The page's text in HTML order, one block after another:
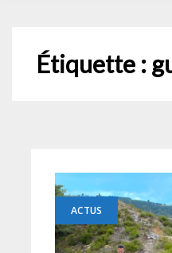
Étiquette :
ACTUS